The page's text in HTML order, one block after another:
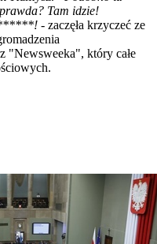
Tam idzie!
- zaczęła krzyczeć ze
"Newsweeka", który całe